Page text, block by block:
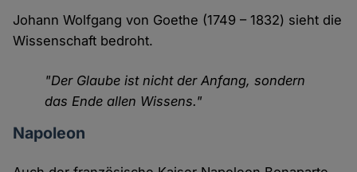
Johann Wolfgang von Goethe (1749 – 1832) sieht die
Wissenschaft bedroht.
"Der Glaube ist nicht der Anfang, sondern
das Ende allen Wissens."
Napoleon